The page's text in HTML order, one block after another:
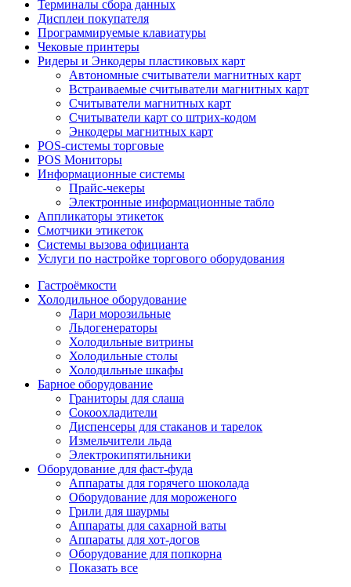
Терминалы сбора данных
Дисплеи покупателя
Программируемые клавиатуры
Чековые принтеры
Ридеры и Энкодеры пластиковых карт
Автономные считыватели магнитных карт
Встраиваемые считыватели магнитных карт
Считыватели магнитных карт
Считыватели карт со штрих-кодом
Энкодеры магнитных карт
POS-системы торговые
POS Мониторы
Информационные системы
Прайс-чекеры
Электронные информационные табло
Аппликаторы этикеток
Смотчики этикеток
Системы вызова официанта
Услуги по настройке торгового оборудования
Гастроёмкости
Холодильное оборудование
Лари морозильные
Льдогенераторы
Холодильные витрины
Холодильные столы
Холодильные шкафы
Барное оборудование
Граниторы для слаша
Сокоохладители
Диспенсеры для стаканов и тарелок
Измельчители льда
Электрокипятильники
Оборудование для фаст-фуда
Аппараты для горячего шоколада
Оборудование для мороженого
Грили для шаурмы
Аппараты для сахарной ваты
Аппараты для хот-догов
Оборудование для попкорна
Показать все